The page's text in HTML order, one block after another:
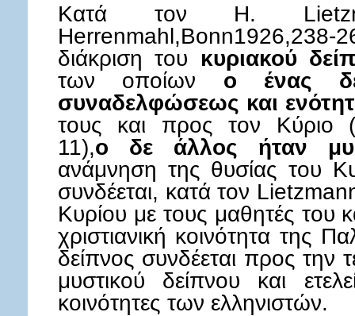
Κατά τον H.
διάκριση του κυριακού
των οποίων ο ένας
συναδελφώσεως και
τους και προς τον Κύριο
11),ο δε άλλος ήταν
ανάμνηση της θυσίας του
συνδέεται, κατά τον
Κυρίου με τους μαθητές του
χριστιανική κοινότητα της
δείπνος συνδέεται προς την
μυστικού δείπνου και
κοινότητες των ελληνιστών.